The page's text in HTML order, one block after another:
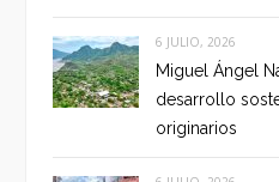
6 JULIO, 2026
Miguel Ángel
desarrollo
originarios